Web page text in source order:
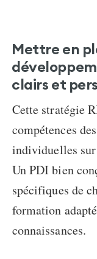
Mettre en
clairs et
Cette stratégie
compétences
individuelles
Un PDI bien
spécifiques de
formation
connaissances.